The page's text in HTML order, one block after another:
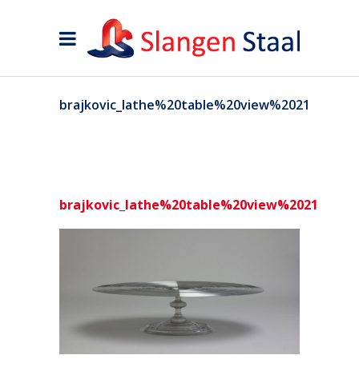
brajkovic_lathe%20table%20view%2021
brajkovic_lathe%20table%20view%2021